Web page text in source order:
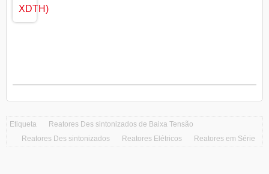
Etiqueta
Reatores Des sintonizados de Baixa Tensão
Reatores Des sintonizados
Reatores Elétricos Reatores em Série